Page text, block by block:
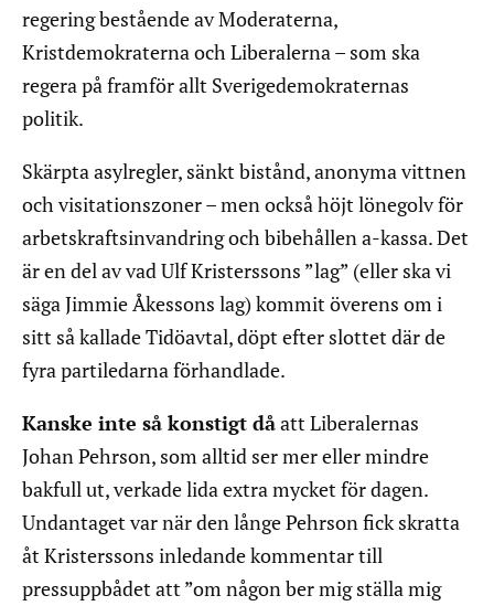
regering bestående av Moderaterna,
Kristdemokraterna och Liberalerna – som ska
regera på framför allt Sverigedemokraternas
politik.
Skärpta asylregler, sänkt bistånd, anonyma vittnen
och visitationszoner – men också höjt lönegolv för
arbetskraftsinvandring och bibehållen a-kassa. Det
är en del av vad Ulf Kristerssons ”lag” (eller ska vi
säga Jimmie Åkessons lag) kommit överens om i
sitt så kallade Tidöavtal, döpt efter slottet där de
fyra partiledarna förhandlade.
Kanske inte så konstigt dåatt Liberalernas
Johan Pehrson, som alltid ser mer eller mindre
bakfull ut, verkade lida extra mycket för dagen.
Undantaget var när den långe Pehrson fick skratta
åt Kristerssons inledande kommentar till
pressuppbådet att ”om någon ber mig ställa mig